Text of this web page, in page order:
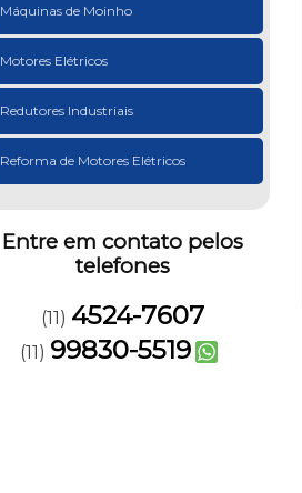
Máquinas de Moinho
Motores Elétricos
Redutores Industriais
Reforma de Motores Elétricos
Entre em contato pelos
telefones
(11) 4524-7607
(11) 99830-5519